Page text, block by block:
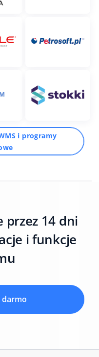
i programy
przez 14 dni
i funkcje
darmo